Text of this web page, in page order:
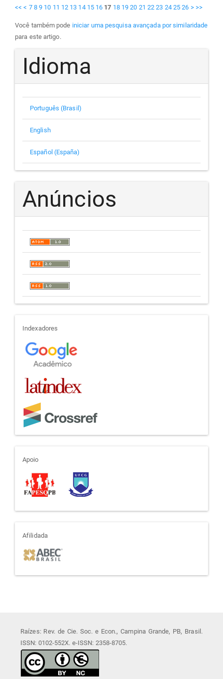
<< < 7 8 9 10 11 12 13 14 15 16 17 18 19 20 21 22 23 24 25 26 > >>
Você também pode iniciar uma pesquisa avançada por similaridade
para este artigo.
Idioma
Português (Brasil)
English
Español (España)
Anúncios
indexadores
Indexadores
apoio
Apoio
afiliada
Afilidada
Raízes: Rev. de Cie. Soc. e Econ., Campina Grande, PB, Brasil.
ISSN: 0102-552X. e-ISSN: 2358-8705.